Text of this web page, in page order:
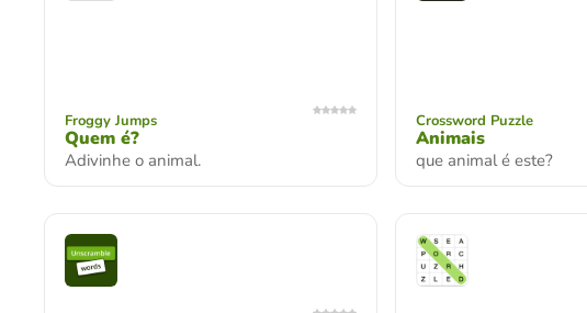
Froggy Jumps
Quem é?
Adivinhe o animal.
Crossword Puzzle
Animais
que animal é este?